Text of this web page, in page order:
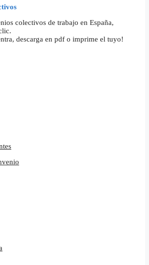
colectivos de trabajo en España,
descarga en pdf o imprime el tuyo!